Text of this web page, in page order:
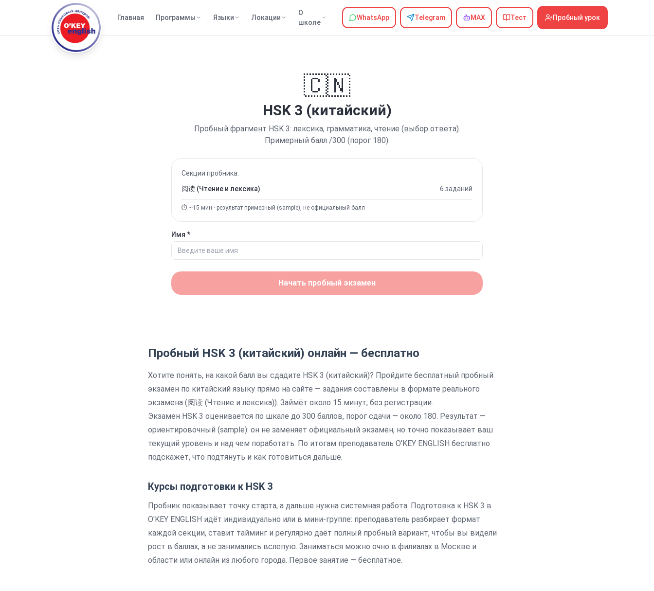
Главная Программы Языки Локации
О
школе
WhatsApp Telegram MAX Тест Пробный урок
🇨🇳
HSK 3 (китайский)
Пробный фрагмент HSK 3: лексика, грамматика, чтение (выбор ответа).
Примерный балл /300 (порог 180).
Секции пробника:
阅读 (Чтение и лексика)
6 заданий
⏱️ ~15 мин · результат примерный (sample), не официальный балл
Имя *
Начать пробный экзамен
Пробный HSK 3 (китайский) онлайн — бесплатно
Хотите понять, на какой балл вы сдадите HSK 3 (китайский)? Пройдите бесплатный пробный
экзамен по китайский языку прямо на сайте — задания составлены в формате реального
экзамена (阅读 (Чтение и лексика)). Займёт около 15 минут, без регистрации.
Экзамен HSK 3 оценивается по шкале до 300 баллов, порог сдачи — около 180. Результат —
ориентировочный (sample): он не заменяет официальный экзамен, но точно показывает ваш
текущий уровень и над чем поработать. По итогам преподаватель O'KEY ENGLISH бесплатно
подскажет, что подтянуть и как готовиться дальше.
Курсы подготовки к HSK 3
Пробник показывает точку старта, а дальше нужна системная работа. Подготовка к HSK 3 в
O'KEY ENGLISH идёт индивидуально или в мини-группе: преподаватель разбирает формат
каждой секции, ставит тайминг и регулярно даёт полный пробный вариант, чтобы вы видели
рост в баллах, а не занимались вслепую. Заниматься можно очно в филиалах в Москве и
области или онлайн из любого города. Первое занятие — бесплатное.